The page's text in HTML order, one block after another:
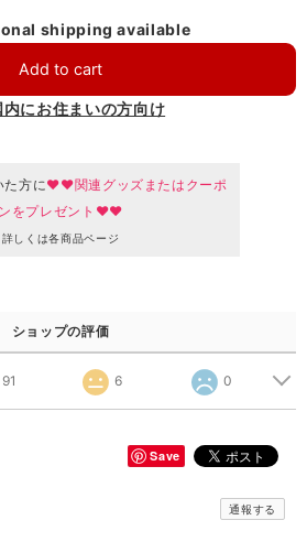
shipping available
Add to cart
内にお住まいの方向け
た方に♥♥関連グッズまたはクーポ
ンをプレゼント♥♥
詳しくは各商品ページ
ショップの評価
91 6 0
Save
通報する